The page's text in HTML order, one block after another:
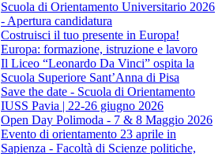
Scuola di Orientamento Universitario 2026
- Apertura candidatura
Costruisci il tuo presente in Europa!
Europa: formazione, istruzione e lavoro
Il Liceo “Leonardo Da Vinci” ospita la
Scuola Superiore Sant’Anna di Pisa
Save the date - Scuola di Orientamento
IUSS Pavia | 22-26 giugno 2026
Open Day Polimoda - 7 & 8 Maggio 2026
Evento di orientamento 23 aprile in
Sapienza - Facoltà di Scienze politiche,